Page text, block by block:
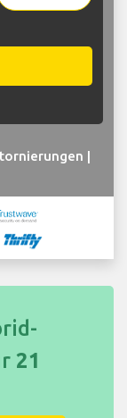
|
21